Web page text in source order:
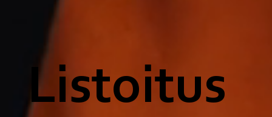
Listoitus